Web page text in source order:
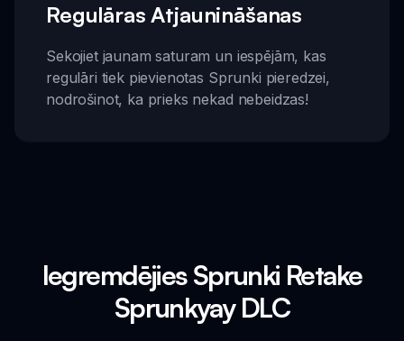
Regulāras Atjaunināšanas
Sekojiet jaunam saturam un iespējām, kas
regulāri tiek pievienotas Sprunki pieredzei,
nodrošinot, ka prieks nekad nebeidzas!
Iegremdējies Sprunki Retake
Sprunkyay DLC